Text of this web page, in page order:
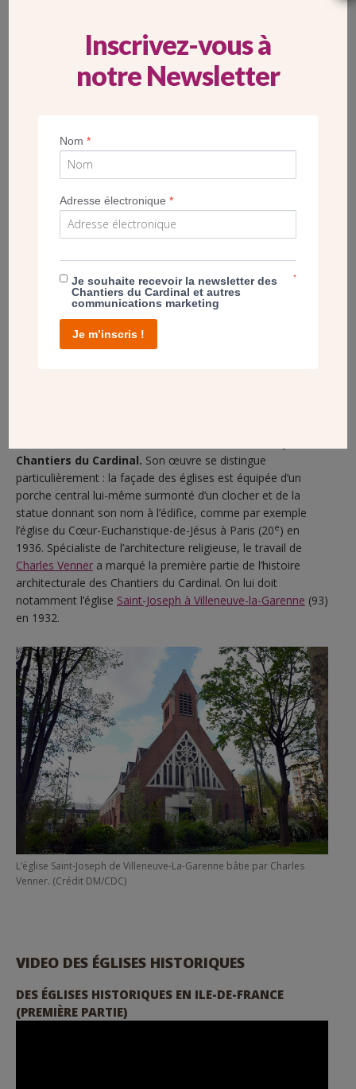
Jeanne-de-Chantalen 2016
L’église Sainte-Germaine à Cachan (94) est l’œuvre de l’architecte
Chantiers du Cardinal. Son œuvre se distingue
particulièrement : la façade des églises est équipée d’un
porche central lui-même surmonté d’un clocher et de la
statue donnant son nom à l’édifice, comme par exemple
l’église du Cœur-Eucharistique-de-Jésus à Paris (20e) en
1936. Spécialiste de l’architecture religieuse, le travail de
Charles Venner a marqué la première partie de l’histoire
architecturale des Chantiers du Cardinal. On lui doit
notamment l’église Saint-Joseph à Villeneuve-la-Garenne (93)
en 1932.
L’église Saint-Joseph de Villeneuve-La-Garenne bâtie par Charles
Venner. (Crédit DM/CDC)
VIDEO DES ÉGLISES HISTORIQUES
DES ÉGLISES HISTORIQUES EN ILE-DE-FRANCE
(PREMIÈRE PARTIE)
Inscrivez-vous à
notre Newsletter
Nom*
Adresse électronique*
Je souhaite recevoir la newsletter des
Chantiers du Cardinal et autres
communications marketing
*
Je m’inscris !